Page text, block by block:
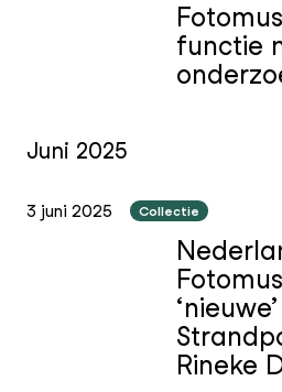
functie
Juni 2025
3 juni 2025 Collectie
‘nieuwe’
Rineke